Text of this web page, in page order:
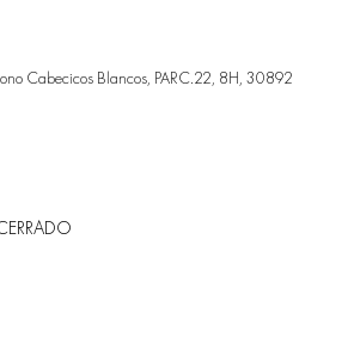
Cabecicos Blancos, PARC.22, 8H, 30892